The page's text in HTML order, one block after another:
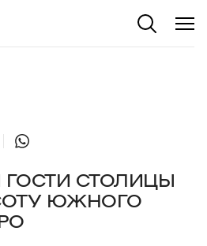
СТОЛИЦЫ
ЮЖНОГО